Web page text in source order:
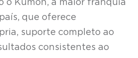
o Kumon, a maior franquia
que oferece
suporte completo ao
consistentes ao